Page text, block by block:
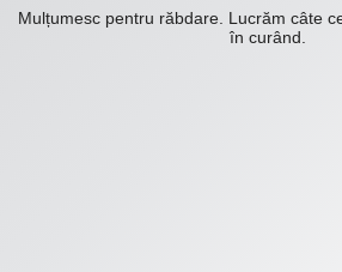
Mulțumesc pentru răbdare. Lucrăm câte
în curând.